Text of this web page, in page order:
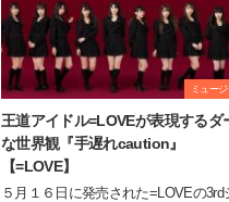
ミュー
王道アイドル=LOVEが表現するダ
な世界観『手遅れcaution』
【=LOVE】
５月１６日に発売された=LOVEの3rd